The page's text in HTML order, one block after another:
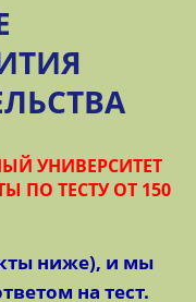
УНИВЕРСИТЕТ
ПО ТЕСТУ ОТ 150
ниже), и мы
на тест.